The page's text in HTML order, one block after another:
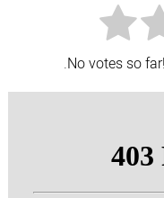
No votes so